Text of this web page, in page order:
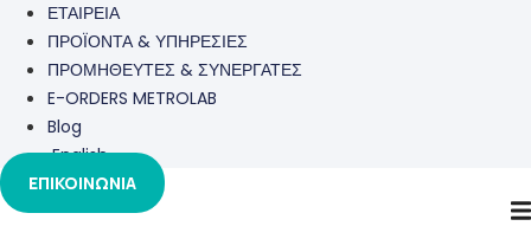
ΕΤΑΙΡΕΙΑ
ΠΡΟΪΟΝΤΑ & ΥΠΗΡΕΣΙΕΣ
ΠΡΟΜΗΘΕΥΤΕΣ & ΣΥΝΕΡΓΑΤΕΣ
E-ORDERS METROLAB
Blog
English
ΕΠΙΚΟΙΝΩΝΙΑ